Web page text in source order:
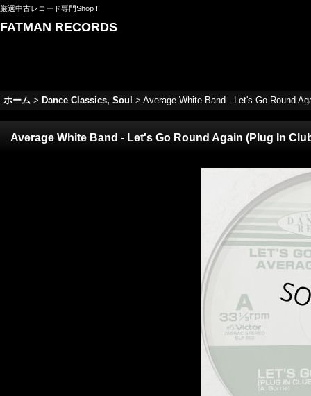
厳選中古レコード専門Shop !!
FATMAN RECORDS
ホーム > Dance Classics, Soul > Average White Band - Let's Go Round
Average White Band - Let's Go Round Again (Plug In